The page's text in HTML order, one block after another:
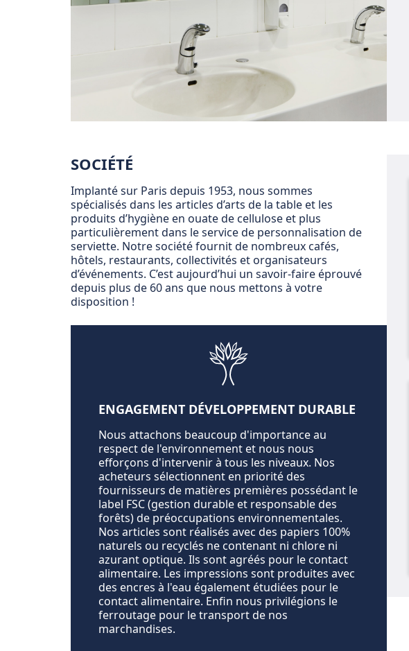
SOCIÉTÉ
Implanté sur Paris depuis 1953, nous sommes
spécialisés dans les articles d’arts de la table et les
produits d’hygiène en ouate de cellulose et plus
particulièrement dans le service de personnalisation de
serviette. Notre société fournit de nombreux cafés,
hôtels, restaurants, collectivités et organisateurs
d’événements. C’est aujourd’hui un savoir-faire éprouvé
depuis plus de 60 ans que nous mettons à votre
disposition !
ENGAGEMENT DÉVELOPPEMENT DURABLE
Nous attachons beaucoup d'importance au
respect de l'environnement et nous nous
efforçons d'intervenir à tous les niveaux. Nos
acheteurs sélectionnent en priorité des
fournisseurs de matières premières possédant le
label FSC (gestion durable et responsable des
forêts) de préoccupations environnementales.
Nos articles sont réalisés avec des papiers 100%
naturels ou recyclés ne contenant ni chlore ni
azurant optique. Ils sont agréés pour le contact
alimentaire. Les impressions sont produites avec
des encres à l'eau également étudiées pour le
contact alimentaire. Enfin nous privilégions le
ferroutage pour le transport de nos
marchandises.